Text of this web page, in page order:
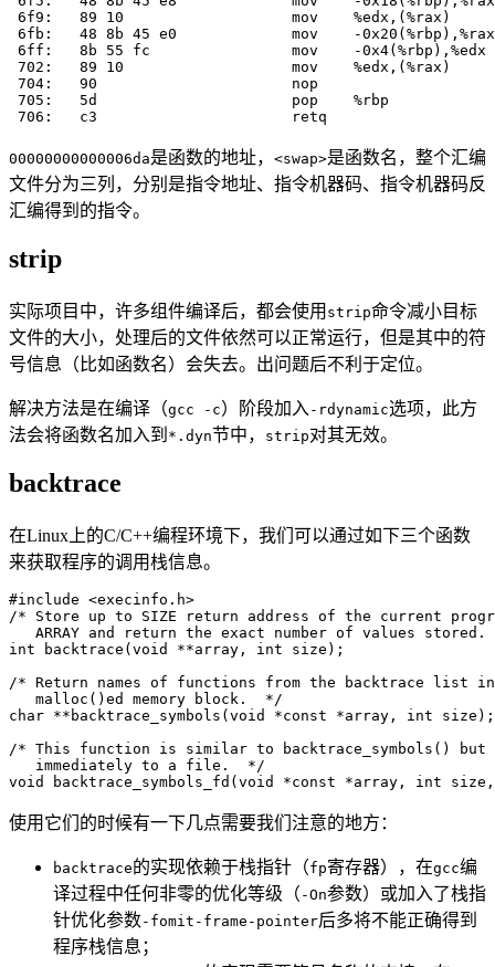
6f9:	89 10                	mov    %edx,(%rax)
6fb:	48 8b 45 e0          	mov    -0x20(%rbp),%rax
6ff:	8b 55 fc             	mov    -0x4(%rbp),%edx
702:	89 10                	mov    %edx,(%rax)
704:	90                   	nop
705:	5d                   	pop    %rbp
00000000000006da是函数的地址， <swap>是函数名，整个汇编
文件分为三列，分别是指令地址、指令机器码、指令机器码反
汇编得到的指令。
strip
实际项目中，许多组件编译后，都会使用 strip命令减小目标
文件的大小，处理后的文件依然可以正常运行，但是其中的符
号信息（比如函数名）会失去。出问题后不利于定位。
解决方法是在编译（gcc -c）阶段加入 -rdynamic选项，此方
法会将函数名加入到 *.dyn节中， strip对其无效。
backtrace
在Linux上的C/C++编程环境下，我们可以通过如下三个函数
来获取程序的调用栈信息。
#include <execinfo.h>
/* Store up to SIZE return address of the current
ARRAY and return the exact number of values stored.
int backtrace(void **array, int size);
/* Return names of functions from the backtrace list in
   malloc()ed memory block.  */
char **backtrace_symbols(void *const *array, int size);
/* This function is similar to backtrace_symbols()
   immediately to a file.  */
使用它们的时候有一下几点需要我们注意的地方：
backtrace的实现依赖于栈指针（fp寄存器），在gcc编
译过程中任何非零的优化等级（ -On参数）或加入了栈指
针优化参数-fomit-frame-pointer后多将不能正确得到
程序栈信息；